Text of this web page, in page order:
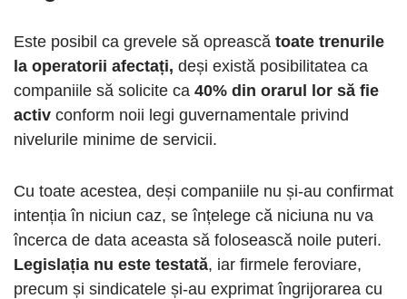
Este posibil ca grevele să oprească toate trenurile
la operatorii afectați, deși există posibilitatea ca
companiile să solicite ca 40% din orarul lor să fie
activ conform noii legi guvernamentale privind
nivelurile minime de servicii.
Cu toate acestea, deși companiile nu și-au confirmat
intenția în niciun caz, se înțelege că niciuna nu va
încerca de data aceasta să folosească noile puteri.
Legislația nu este testată, iar firmele feroviare,
precum și sindicatele și-au exprimat îngrijorarea cu